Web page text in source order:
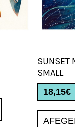
SUNSET
SMALL
18,15€